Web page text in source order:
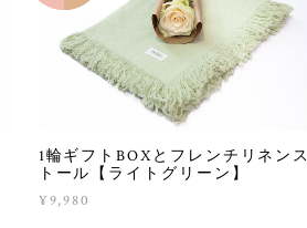
1輪ギフトBOXとフレンチリネンス
トール【ライトグリーン】
¥9,980